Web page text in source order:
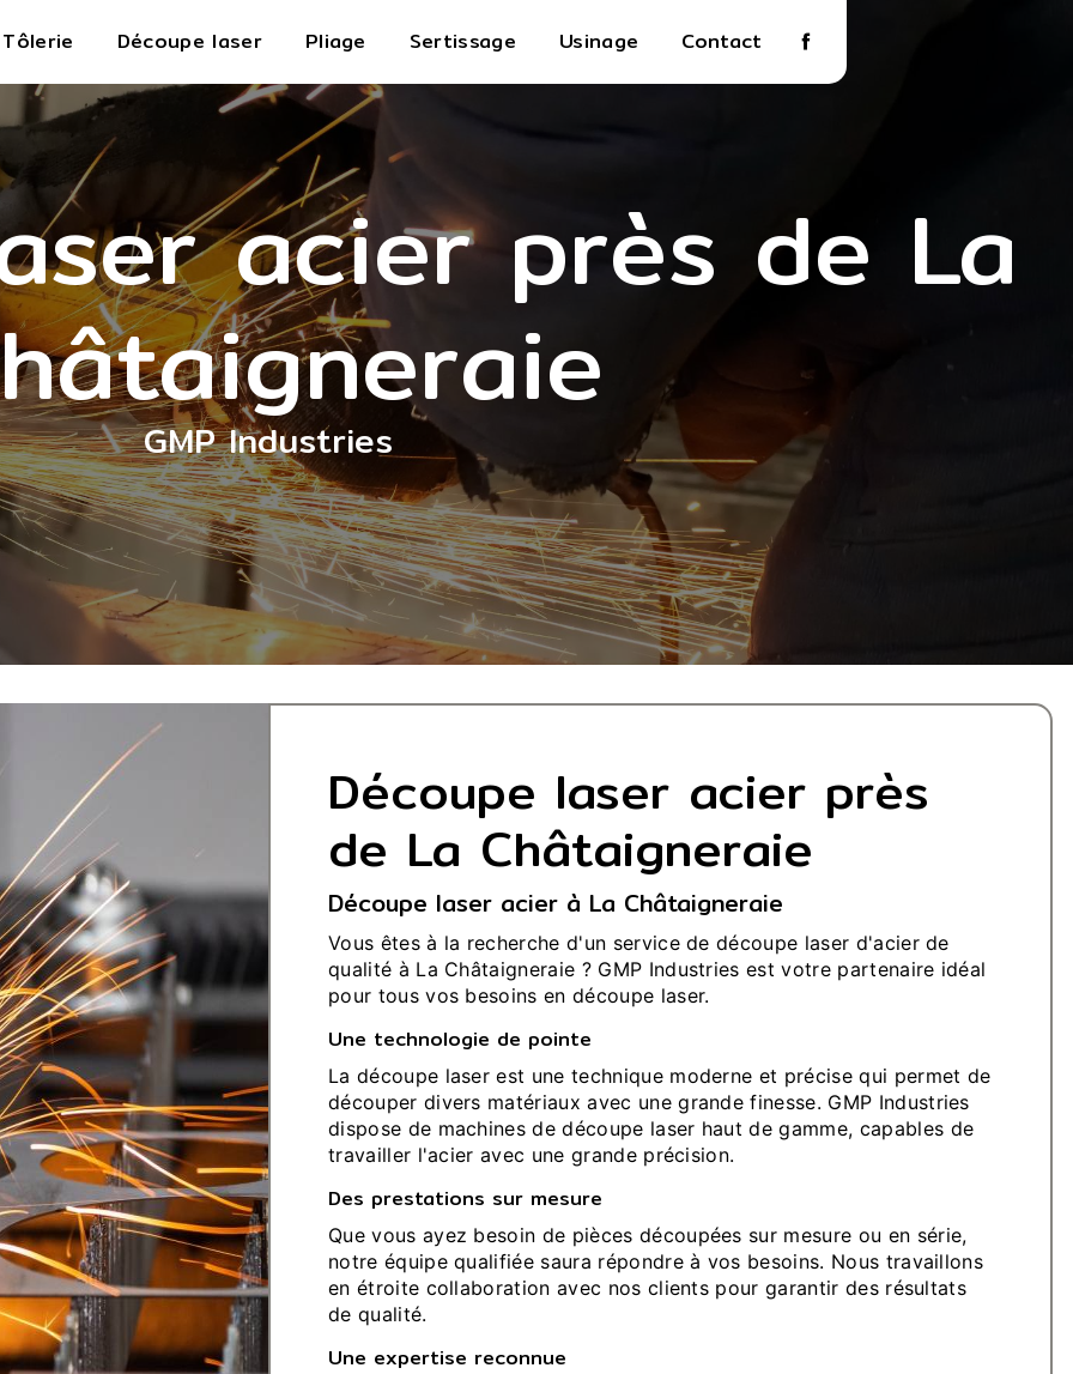
Tôlerie Découpe laser Pliage Sertissage Usinage Contact
acier près de La
GMP Industries
Découpe laser acier près
de La Châtaigneraie
Découpe laser acier à La Châtaigneraie
Vous êtes à la recherche d'un service de découpe laser d'acier de
qualité à La Châtaigneraie ? GMP Industries est votre partenaire idéal
pour tous vos besoins en découpe laser.
Une technologie de pointe
La découpe laser est une technique moderne et précise qui permet de
découper divers matériaux avec une grande finesse. GMP Industries
dispose de machines de découpe laser haut de gamme, capables de
travailler l'acier avec une grande précision.
Des prestations sur mesure
Que vous ayez besoin de pièces découpées sur mesure ou en série,
notre équipe qualifiée saura répondre à vos besoins. Nous travaillons
en étroite collaboration avec nos clients pour garantir des résultats
de qualité.
Une expertise reconnue